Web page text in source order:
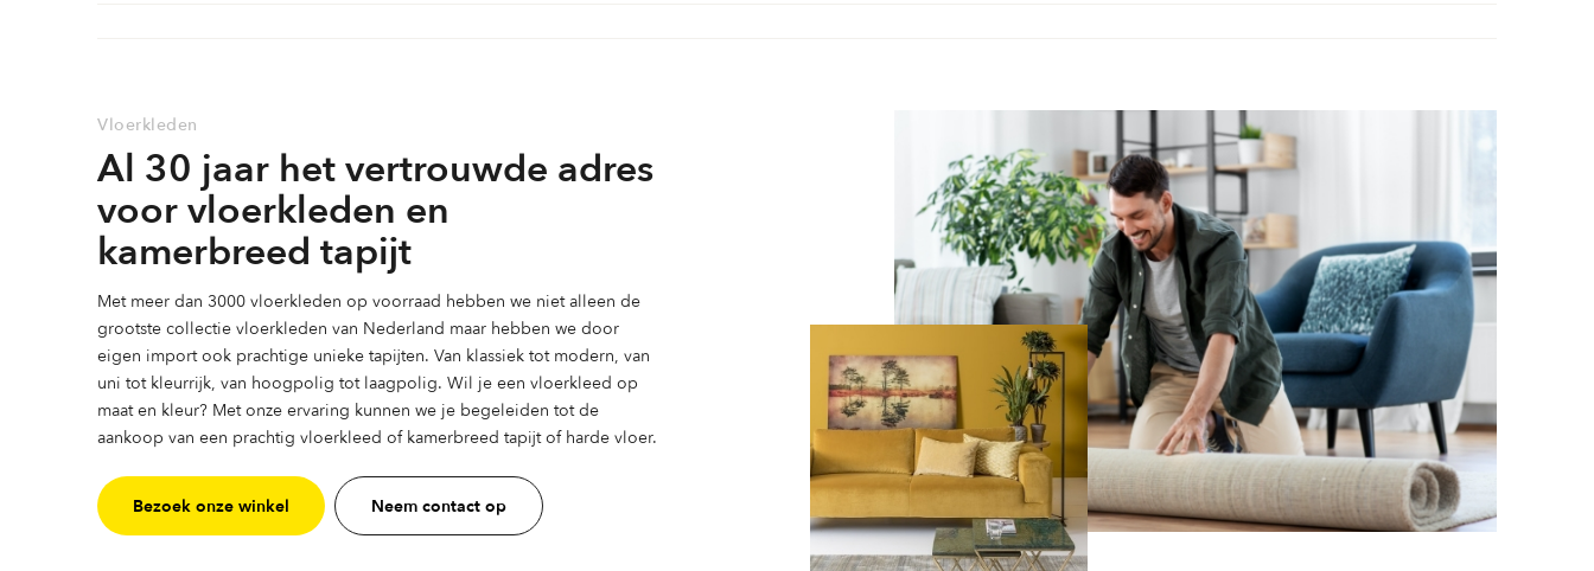
Vloerkleden
Al 30 jaar het vertrouwde adres
voor vloerkleden en
kamerbreed tapijt
Met meer dan 3000 vloerkleden op voorraad hebben we niet alleen de
grootste collectie vloerkleden van Nederland maar hebben we door
eigen import ook prachtige unieke tapijten. Van klassiek tot modern, van
uni tot kleurrijk, van hoogpolig tot laagpolig. Wil je een vloerkleed op
maat en kleur? Met onze ervaring kunnen we je begeleiden tot de
aankoop van een prachtig vloerkleed of kamerbreed tapijt of harde vloer.
Bezoek onze winkel Neem contact op